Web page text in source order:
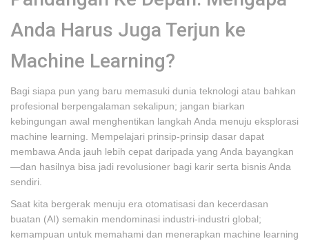
Anda Harus Juga Terjun ke
Machine Learning?
Bagi siapa pun yang baru memasuki dunia teknologi atau bahkan
profesional berpengalaman sekalipun; jangan biarkan
kebingungan awal menghentikan langkah Anda menuju eksplorasi
machine learning. Mempelajari prinsip-prinsip dasar dapat
membawa Anda jauh lebih cepat daripada yang Anda bayangkan
—dan hasilnya bisa jadi revolusioner bagi karir serta bisnis Anda
sendiri.
Saat kita bergerak menuju era otomatisasi dan kecerdasan
buatan (AI) semakin mendominasi industri-industri global;
kemampuan untuk memahami dan menerapkan machine learning